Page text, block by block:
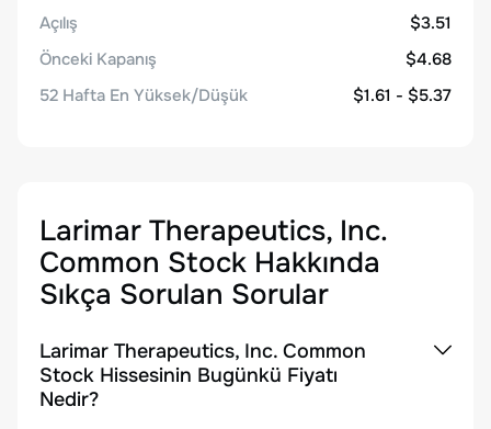
Açılış
$3.51
Önceki Kapanış
$4.68
52 Hafta En Yüksek/Düşük
$1.61 - $5.37
Larimar Therapeutics, Inc.
Common Stock Hakkında
Sıkça Sorulan Sorular
Larimar Therapeutics, Inc. Common
Stock Hissesinin Bugünkü Fiyatı
Nedir?